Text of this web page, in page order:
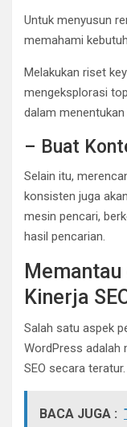
Untuk menyusun
memahami
Melakukan riset
mengeksplorasi
dalam
– Buat
Selain itu,
konsisten juga
mesin pencari,
hasil pencarian.
Kinerja
Salah satu aspek
WordPress adalah
SEO secara teratur.
BACA JUGA :